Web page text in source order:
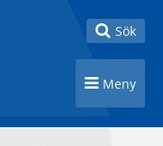
Toggle
Sök
Toggle
Meny